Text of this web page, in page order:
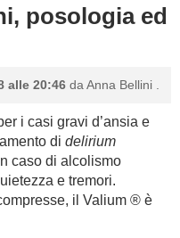
posologia ed
alle 20:46 da Anna Bellini
i casi gravi d’ansia e
di delirium
caso di alcolismo
e tremori.
il Valium ® è